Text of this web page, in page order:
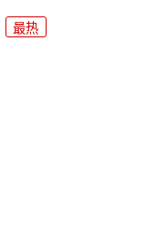
最热